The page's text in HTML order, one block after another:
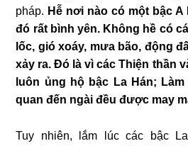
pháp. Hễ nơi nào có một bậc
đó rất bình yên. Không hề có
lốc, gió xoáy, mưa bão, động
xảy ra. Đó là vì các Thiện thần
luôn ủng hộ bậc La Hán;
quan đến ngài đều được may
Tuy nhiên, lắm lúc các bậc